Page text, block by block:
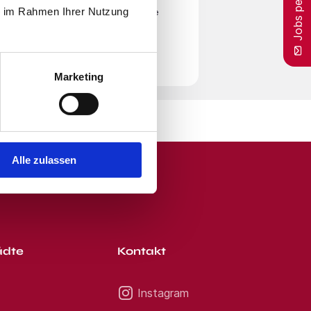
Rahmen Ihrer Nutzung
Marketing
Alle zulassen
Mitgestalten haben. Zur
Nutzungsbedingungen zu. Beachte
von unserem E-Mail-Service
Kontakt
Instagram